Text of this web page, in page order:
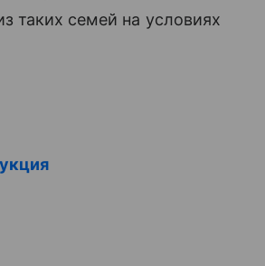
таких семей на условиях